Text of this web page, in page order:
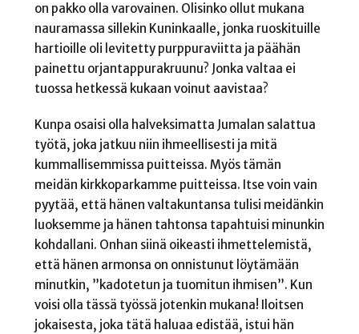
on pakko olla varovainen. Olisinko ollut mukana
nauramassa sillekin Kuninkaalle, jonka ruoskituille
hartioille oli levitetty purppuraviitta ja päähän
painettu orjantappurakruunu? Jonka valtaa ei
tuossa hetkessä kukaan voinut aavistaa?
Kunpa osaisi olla halveksimatta Jumalan salattua
työtä, joka jatkuu niin ihmeellisesti ja mitä
kummallisemmissa puitteissa. Myös tämän
meidän kirkkoparkamme puitteissa. Itse voin vain
pyytää, että hänen valtakuntansa tulisi meidänkin
luoksemme ja hänen tahtonsa tapahtuisi minunkin
kohdallani. Onhan siinä oikeasti ihmettelemistä,
että hänen armonsa on onnistunut löytämään
minutkin, ”kadotetun ja tuomitun ihmisen”. Kun
voisi olla tässä työssä jotenkin mukana! Iloitsen
jokaisesta, joka tätä haluaa edistää, istui hän